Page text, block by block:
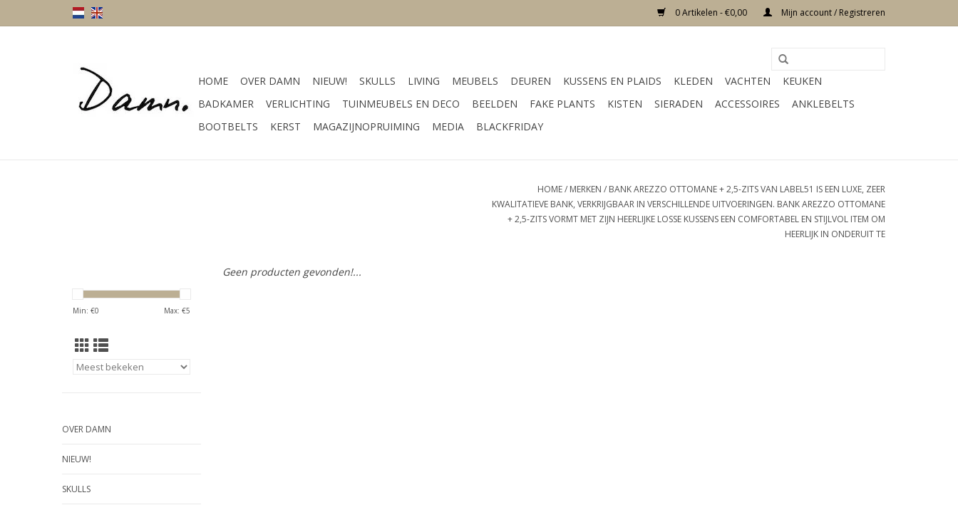
0 Artikelen - €0,00 Mijn account / Registreren
HOME OVER DAMN NIEUW! SKULLS LIVING MEUBELS DEUREN KUSSENS EN PLAIDS KLEDEN VACHTEN
KEUKEN
BADKAMER
VERLICHTING TUINMEUBELS EN DECO BEELDEN FAKE PLANTS KISTEN SIERADEN ACCESSOIRES
ANKLEBELTS
BOOTBELTS
KERST MAGAZIJNOPRUIMING MEDIA BLACKFRIDAY
HOME/ MERKEN / BANK AREZZO OTTOMANE + 2,5-ZITS VAN LABEL51 IS EEN LUXE, ZEER
KWALITATIEVE BANK, VERKRIJGBAAR IN VERSCHILLENDE UITVOERINGEN. BANK AREZZO OTTOMANE
+ 2,5-ZITS VORMT MET ZIJN HEERLIJKE LOSSE KUSSENS EEN COMFORTABEL EN STIJLVOL ITEM OM
HEERLIJK IN ONDERUIT TE
Min: €0 Max: €5
OVER DAMN
NIEUW!
SKULLS
Geen producten gevonden!...